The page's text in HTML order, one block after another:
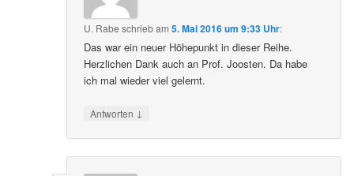
U. Rabe schriebam5. Mai 2016 um 9:33 Uhr:
Das war ein neuer Höhepunkt in dieser Reihe.
Herzlichen Dank auch an Prof. Joosten. Da habe
ich mal wieder viel gelernt.
Antworten ↓